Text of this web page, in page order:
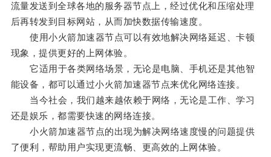
流量发送到全球各地的服务器节点上，经过优化和压缩处理
后再转发到目标网站，从而加快数据传输速度。
使用小火箭加速器节点可以有效地解决网络延迟、卡顿
现象，提供更好的上网体验。
它适用于各类网络场景，无论是电脑、手机还是其他智
能设备，都可以通过小火箭加速器节点来优化网络连接。
当今社会，我们越来越依赖于网络，无论是工作、学习
还是娱乐，都需要快速的网络连接。
小火箭加速器节点的出现为解决网络速度慢的问题提供
了便利，帮助用户实现更流畅、更高效的上网体验。